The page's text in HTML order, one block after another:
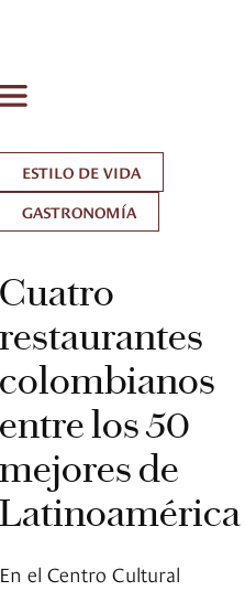
ESTILO DE VIDA
GASTRONOMÍA
Cuatro
restaurantes
colombianos
entre los 50
mejores de
Latinoamérica
En el Centro Cultural